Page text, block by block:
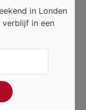
in Londen
in een